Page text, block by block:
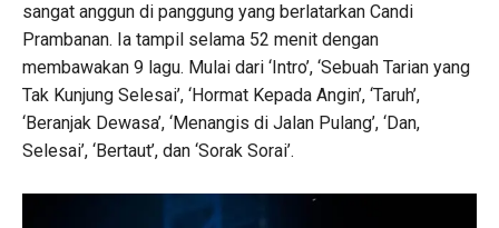
sangat anggun di panggung yang berlatarkan Candi
Prambanan. Ia tampil selama 52 menit dengan
membawakan 9 lagu. Mulai dari ‘Intro’, ‘Sebuah Tarian yang
Tak Kunjung Selesai’, ‘Hormat Kepada Angin’, ‘Taruh’,
‘Beranjak Dewasa’, ‘Menangis di Jalan Pulang’, ‘Dan,
Selesai’, ‘Bertaut’, dan ‘Sorak Sorai’.